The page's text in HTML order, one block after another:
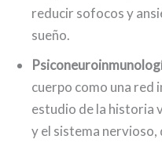
reducir sofocos y
sueño.
cuerpo como una red
estudio de la historia
y el sistema nervioso,